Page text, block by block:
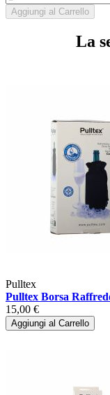
Aggiungi al Carrello
La
Pulltex
Pulltex Borsa
15,00 €
Aggiungi al Carrello